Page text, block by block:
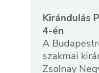
Kirándulás
4-én
A
szakmai
Zsolnay